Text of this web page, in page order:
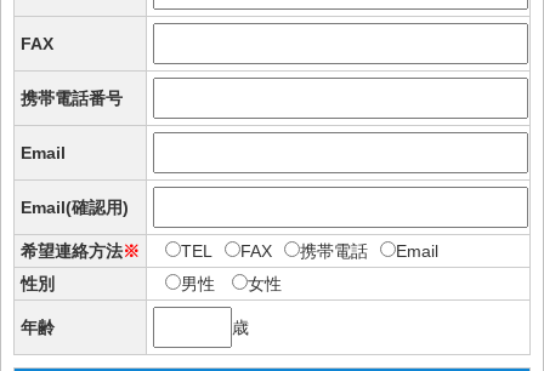
FAX
携帯電話番号
Email
Email(確認用)
希望連絡方法※ TEL FAX 携帯電話
Email
性別
男性 女性
年齢 歳